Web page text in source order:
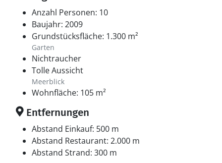
Anzahl Personen: 10
Baujahr: 2009
Grundstücksfläche: 1.300 m²
Garten
Nichtraucher
Tolle Aussicht
Meerblick
Wohnfläche: 105 m²
Entfernungen
Abstand Einkauf: 500 m
Abstand Restaurant: 2.000 m
Abstand Strand: 300 m